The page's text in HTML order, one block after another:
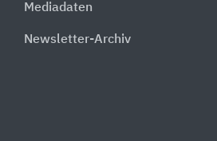
Mediadaten
Newsletter-Archiv